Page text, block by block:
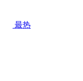
最热